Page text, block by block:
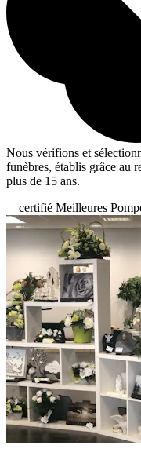
Nous vérifions et
funèbres, établis grâce au
plus de 15 ans.
certifié Meilleures